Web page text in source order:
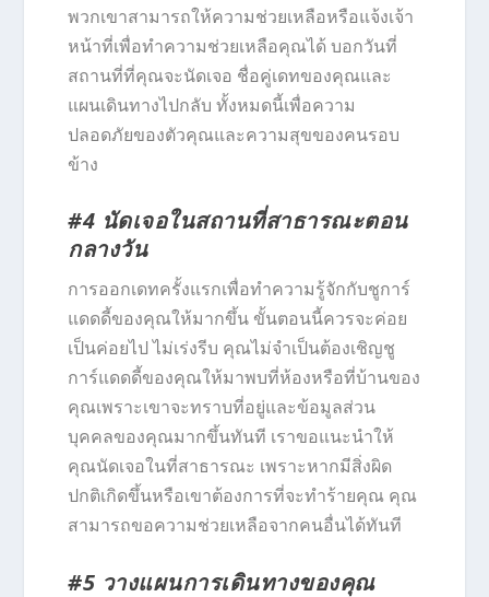
พวกเขาสามารถให้ความช่วยเหลือหรือแจ้งเจ้า
หน้าที่เพื่อทำความช่วยเหลือคุณได้ บอกวันที่
สถานที่ที่คุณจะนัดเจอ ชื่อคู่เดทของคุณและ
แผนเดินทางไปกลับ ทั้งหมดนี้เพื่อความ
ปลอดภัยของตัวคุณและความสุขของคนรอบ
ข้าง
#4 นัดเจอในสถานที่สาธารณะตอน
กลางวัน
การออกเดทครั้งแรกเพื่อทำความรู้จักกับชูการ์
แดดดี้ของคุณให้มากขึ้น ขั้นตอนนี้ควรจะค่อย
เป็นค่อยไป ไม่เร่งรีบ คุณไม่จำเป็นต้องเชิญชู
การ์แดดดี้ของคุณให้มาพบที่ห้องหรือที่บ้านของ
คุณเพราะเขาจะทราบที่อยู่และข้อมูลส่วน
บุคคลของคุณมากขึ้นทันที เราขอแนะนำให้
คุณนัดเจอในที่สาธารณะ เพราะหากมีสิ่งผิด
ปกติเกิดขึ้นหรือเขาต้องการที่จะทำร้ายคุณ คุณ
สามารถขอความช่วยเหลือจากคนอื่นได้ทันที
#5 วางแผนการเดินทางของคุณ